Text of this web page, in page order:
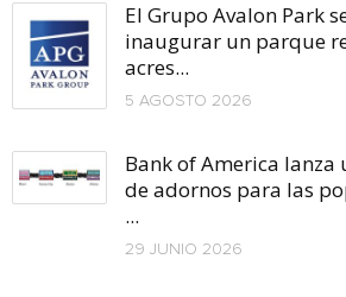
El Grupo Avalon Park
inaugurar un parque
acres...
5 AGOSTO 2026
Bank of America lanza
de adornos para las
...
29 JUNIO 2026